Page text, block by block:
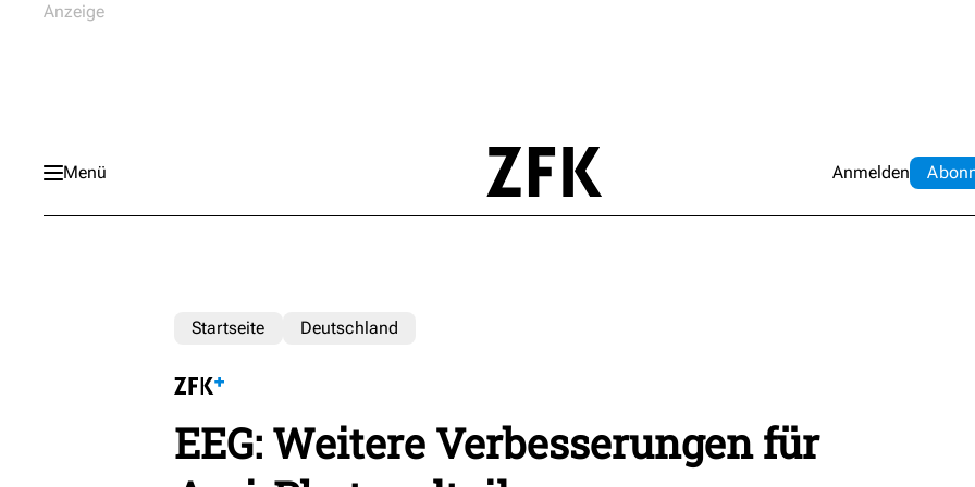
Menü Anmelden Abo
Startseite Deutschland
EEG: Weitere Verbesserungen für